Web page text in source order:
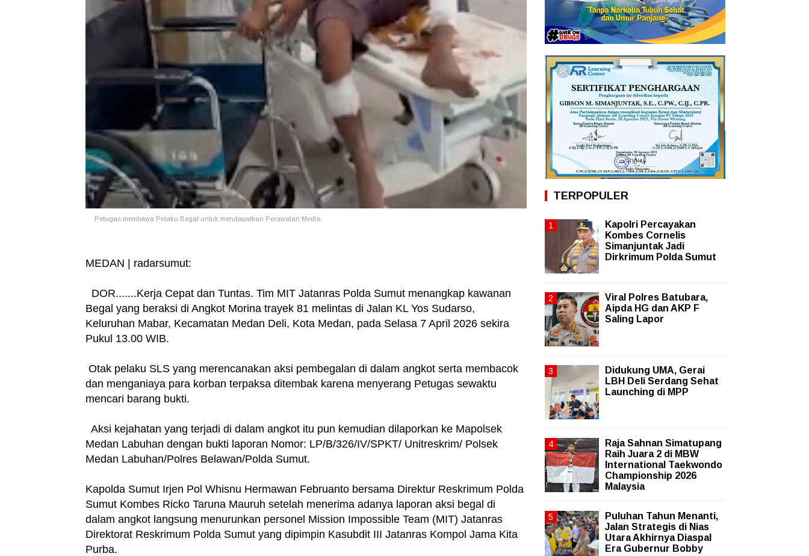
Petugas membawa Pelaku Begal untuk mendapatkan Perawatan Medis.
MEDAN | radarsumut:
DOR.......Kerja Cepat dan Tuntas. Tim MIT Jatanras Polda Sumut menangkap kawanan
Begal yang beraksi di Angkot Morina trayek 81 melintas di Jalan KL Yos Sudarso,
Keluruhan Mabar, Kecamatan Medan Deli, Kota Medan, pada Selasa 7 April 2026 sekira
Pukul 13.00 WIB.
Otak pelaku SLS yang merencanakan aksi pembegalan di dalam angkot serta membacok
dan menganiaya para korban terpaksa ditembak karena menyerang Petugas sewaktu
mencari barang bukti.
Aksi kejahatan yang terjadi di dalam angkot itu pun kemudian dilaporkan ke Mapolsek
Medan Labuhan dengan bukti laporan Nomor: LP/B/326/IV/SPKT/ Unitreskrim/ Polsek
Medan Labuhan/Polres Belawan/Polda Sumut.
Kapolda Sumut Irjen Pol Whisnu Hermawan Februanto bersama Direktur Reskrimum Polda
Sumut Kombes Ricko Taruna Mauruh setelah menerima adanya laporan aksi begal di
dalam angkot langsung menurunkan personel Mission Impossible Team (MIT) Jatanras
Direktorat Reskrimum Polda Sumut yang dipimpin Kasubdit III Jatanras Kompol Jama Kita
Purba.
TERPOPULER
Kapolri Percayakan
Kombes Cornelis
Simanjuntak Jadi
Dirkrimum Polda Sumut
Viral Polres Batubara,
Aipda HG dan AKP F
Saling Lapor
Didukung UMA, Gerai
LBH Deli Serdang Sehat
Launching di MPP
Raja Sahnan Simatupang
Raih Juara 2 di MBW
International Taekwondo
Championship 2026
Malaysia
Puluhan Tahun Menanti,
Jalan Strategis di Nias
Utara Akhirnya Diaspal
Era Gubernur Bobby